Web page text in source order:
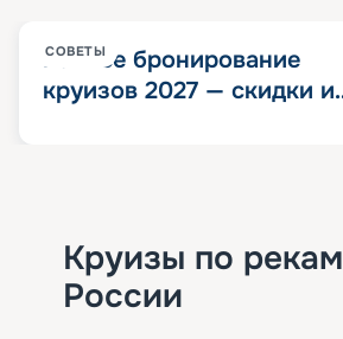
СОВЕТЫ
Раннее бронирование
круизов 2027 — скидки и
Круизы по рекам
России